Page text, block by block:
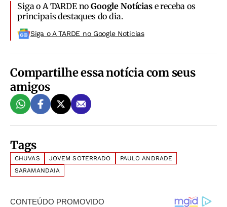
Siga o A TARDE noGoogle Notíciase receba os
principais destaques do dia.
Siga o A TARDE no Google Noticias
Compartilhe essa notícia com seus
amigos
Tags
CHUVAS JOVEM SOTERRADO
PAULO ANDRADE
SARAMANDAIA